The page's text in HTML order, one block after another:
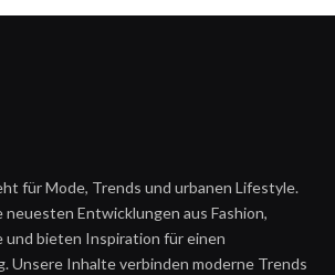
für Mode, Trends und urbanen Lifestyle.
Entwicklungen aus Fashion,
und bieten Inspiration für einen
Unsere Inhalte verbinden moderne Trends